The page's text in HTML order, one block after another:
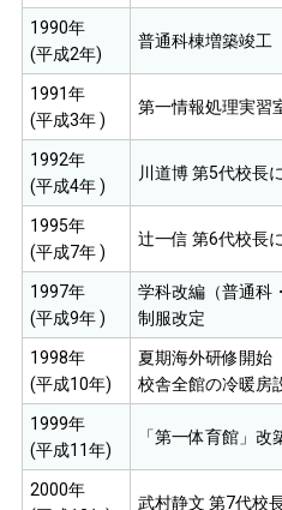
1990年
(平成2年)
普通科棟増築竣工
1991年
(平成3年 )
第一情報処理実習
1992年
(平成4年 )
川道博 第5代校長
1995年
(平成7年 )
辻一信 第6代校長
1997年
(平成9年 )
学科改編（普通科
制服改定
1998年
(平成10年)
夏期海外研修開始
校舎全館の冷暖房
1999年
(平成11年)
「第一体育館」改
2000年
武村静文 第7代校